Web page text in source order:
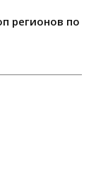
регионов по